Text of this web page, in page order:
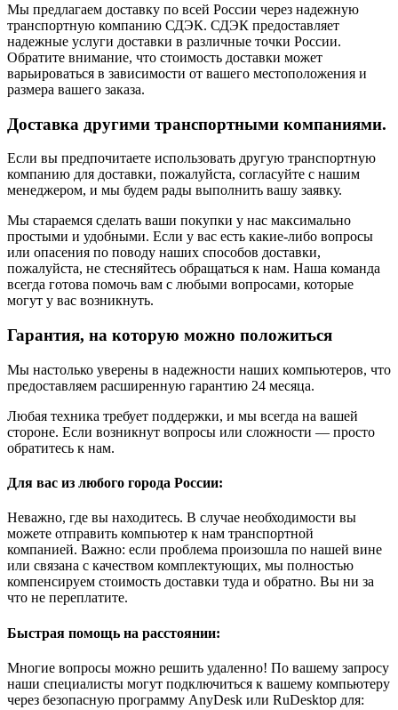
Мы предлагаем доставку по всей России через надежную
транспортную компанию СДЭК. СДЭК предоставляет
надежные услуги доставки в различные точки России.
Обратите внимание, что стоимость доставки может
варьироваться в зависимости от вашего местоположения и
размера вашего заказа.
Доставка другими транспортными компаниями.
Если вы предпочитаете использовать другую транспортную
компанию для доставки, пожалуйста, согласуйте с нашим
менеджером, и мы будем рады выполнить вашу заявку.
Мы стараемся сделать ваши покупки у нас максимально
простыми и удобными. Если у вас есть какие-либо вопросы
или опасения по поводу наших способов доставки,
пожалуйста, не стесняйтесь обращаться к нам. Наша команда
всегда готова помочь вам с любыми вопросами, которые
могут у вас возникнуть.
Гарантия, на которую можно положиться
Мы настолько уверены в надежности наших компьютеров, что
предоставляем расширенную гарантию 24 месяца.
Любая техника требует поддержки, и мы всегда на вашей
стороне. Если возникнут вопросы или сложности — просто
обратитесь к нам.
Для вас из любого города России:
Неважно, где вы находитесь. В случае необходимости вы
можете отправить компьютер к нам транспортной
компанией. Важно: если проблема произошла по нашей вине
или связана с качеством комплектующих, мы полностью
компенсируем стоимость доставки туда и обратно. Вы ни за
что не переплатите.
Быстрая помощь на расстоянии:
Многие вопросы можно решить удаленно! По вашему запросу
наши специалисты могут подключиться к вашему компьютеру
через безопасную программу AnyDesk или RuDesktop для: